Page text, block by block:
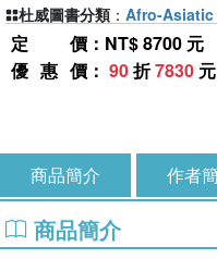
定價 ：NT$ 8700 元
優惠價 ： 90折7830 元
杜威圖書分類 ： Afro-
商品簡介 作者
商品簡介